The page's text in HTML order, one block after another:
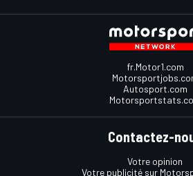
fr.Motor1.com
Autosport.com
Contactez-
Votre opinion
Votre publicité sur